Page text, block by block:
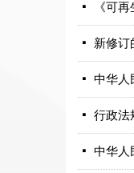
넷 《可
넷
넷 中华人
넷 行政法
넷 中华人